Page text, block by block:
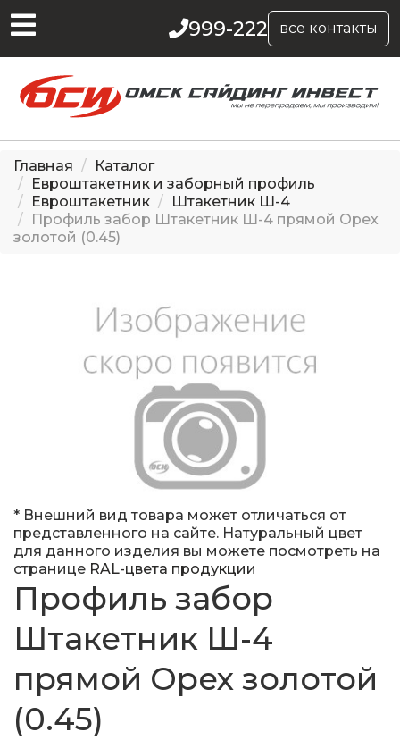
999-222 все контакты
Главная
Каталог
Евроштакетник и заборный профиль
Евроштакетник
Штакетник Ш-4
Профиль забор Штакетник Ш-4 прямой Орех
золотой (0.45)
* Внешний вид товара может отличаться от
представленного на сайте. Натуральный цвет
для данного изделия вы можете посмотреть на
странице RAL-цвета продукции
Профиль забор
Штакетник Ш-4
прямой Орех золотой
(0.45)